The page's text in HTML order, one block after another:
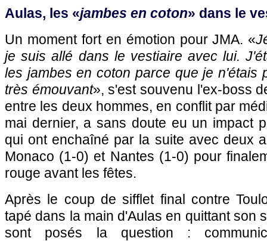
Aulas, les «jambes en coton» dans le
Un moment fort en émotion pour JMA. «
je suis allé dans le vestiaire avec lui.
les jambes en coton parce que je n'étais
très émouvant», s'est souvenu l'ex-boss
entre les deux hommes, en conflit par
mai dernier, a sans doute eu un impact
qui ont enchaîné par la suite avec deux
Monaco (1-0) et Nantes (1-0) pour
rouge avant les fêtes.
Après le coup de sifflet final contre
tapé dans la main d'Aulas en quittant son
sont posés la question :